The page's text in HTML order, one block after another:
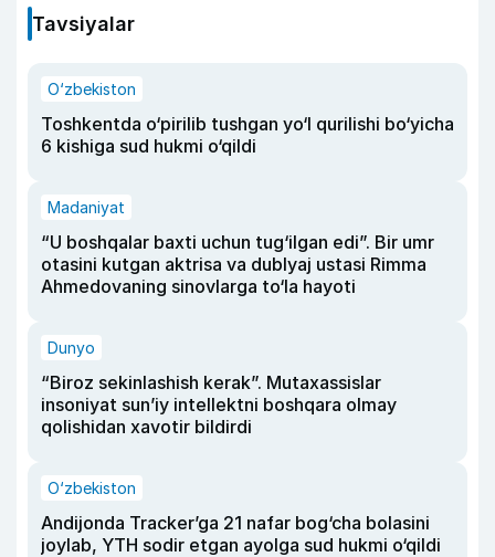
Tavsiyalar
O‘zbekiston
Toshkentda o‘pirilib tushgan yo‘l qurilishi bo‘yicha
6 kishiga sud hukmi o‘qildi
Madaniyat
“U boshqalar baxti uchun tug‘ilgan edi”. Bir umr
otasini kutgan aktrisa va dublyaj ustasi Rimma
Ahmedovaning sinovlarga to‘la hayoti
Dunyo
“Biroz sekinlashish kerak”. Mutaxassislar
insoniyat sun’iy intellektni boshqara olmay
qolishidan xavotir bildirdi
O‘zbekiston
Andijonda Tracker’ga 21 nafar bog‘cha bolasini
joylab, YTH sodir etgan ayolga sud hukmi o‘qildi